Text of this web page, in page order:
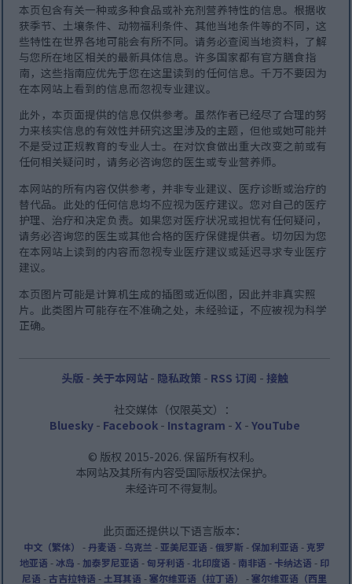
本页包含有关一种或多种食品或补充剂营养特性的信息。根据收
获季节、土壤条件、动物福利条件、其他当地条件等的不同，这
些特性在世界各地可能会有所不同。请务必查阅当地资料，了解
与您所在地区相关的最新具体信息。许多国家都有官方膳食指
南，这些指南应优先于您在这里读到的任何信息。千万不要因为
在本网站上看到的信息而忽视专业建议。
此外，本页面提供的信息仅供参考。虽然作者已经尽了合理的努
力来核实信息的有效性并研究这里涉及的主题，但他或她可能并
不是受过正规教育的专业人士。在对饮食做出重大改变之前或有
任何相关疑问时，请务必咨询您的医生或专业营养师。
本网站的所有内容仅供参考，并非专业建议、医疗诊断或治疗的
替代品。此处的任何信息均不应视为医疗建议。您对自己的医疗
护理、治疗和决定负责。如果您对医疗状况或担忧有任何疑问，
请务必咨询您的医生或其他合格的医疗保健提供者。切勿因为您
在本网站上读到的内容而忽视专业医疗建议或延迟寻求专业医疗
建议。
本页图片可能是计算机生成的插图或近似图，因此并非真实照
片。此类图片可能存在不准确之处，未经验证，不应被视为科学
正确。
头版- 关于本网站- 隐私政策 - RSS 订阅 - 接触
社交媒体（仅限英文）：
Bluesky- Facebook- Instagram - X - YouTube
© 版权 2015-2026. 保留所有权利。
本网站及其所有内容受国际版权法保护。
未经许可不得复制。
此页面还提供以下语言版本：
中文（繁体） -丹麦语 - 乌克兰 -亚美尼亚语 -俄罗斯 -保加利亚语 -克罗
地亚语 -冰岛 - 加泰罗尼亚语 -匈牙利语 -北印度语 -南非语 - 卡纳达语 - 印
尼语 -古吉拉特语 - 土耳其语 -塞尔维亚语（拉丁语） -塞尔维亚语（西里